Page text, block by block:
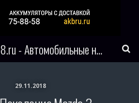
Autonews58.ru - Автомобильные новости Пензы и всего мира
29.11.2018